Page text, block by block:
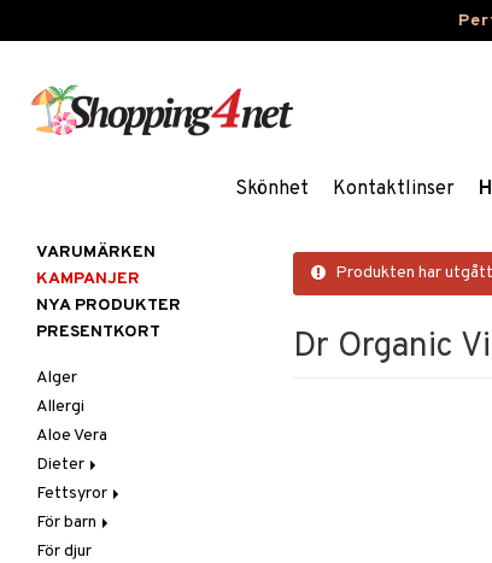
Skönhet Kontaktlinser
Produkten har utgått
Dr Organic
VARUMÄRKEN
KAMPANJER
NYA PRODUKTER
PRESENTKORT
Alger
Allergi
Aloe Vera
Dieter
Glutenintolerans
LCHF
Raw Food
Fettsyror
Marina fettsyror
Veg fettsyror
För barn
Fettsyror
För djur